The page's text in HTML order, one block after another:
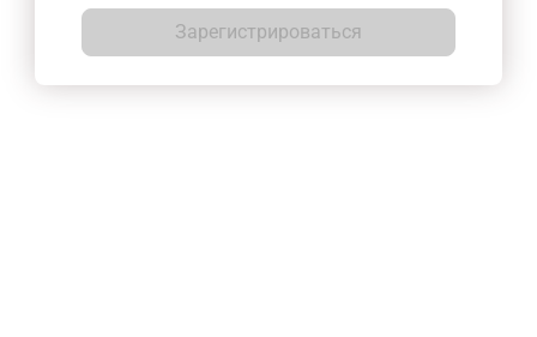
Зарегистрироваться